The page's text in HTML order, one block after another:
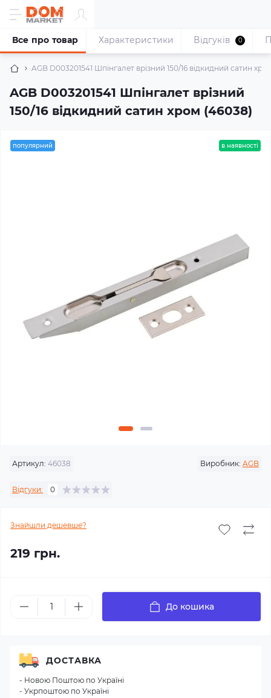
AGB D003201541 Шпінгалет врізний 150/16 відкидний сатин
AGB D003201541 Шпінгалет врізний
150/16 відкидний сатин хром (46038)
Все про товар Характеристики Відгуків 0
популярний в наявності
Артикул: 46038 Виробник: AGB
Відгуки: 0
Знайшли дешевше?
219 грн.
До кошика
ДОСТАВКА
- Новою Поштою по Україні
- Укрпоштою по Україні